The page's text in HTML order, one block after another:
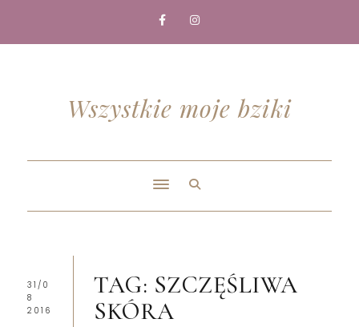
Wszystkie moje bziki
31/0
8
2016
TAG: SZCZĘŚLIWA
SKÓRA